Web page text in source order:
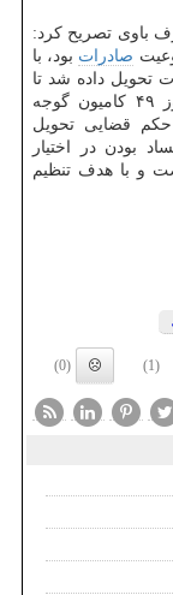
باوی تصریح كرد:
صادرات بود، با
تحویل داده شد تا
در بازار توزیع شود. وی افزود: همینطور امروز ۴۹ كامیون گوجه
حكم قضایی تحویل
بودن در اختیار
و با هدف تنظیم
(1)
(0)